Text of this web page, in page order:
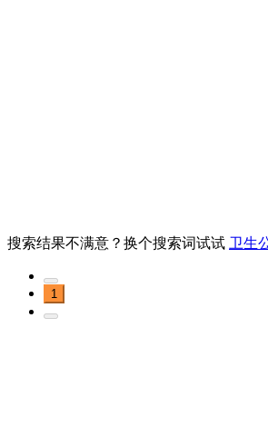
搜索结果不满意？换个搜索词试试 卫生
1